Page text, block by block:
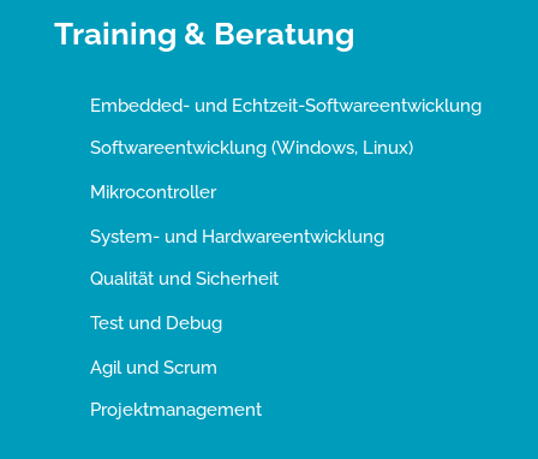
Training & Beratung
Embedded- und Echtzeit-Softwareentwicklung
Softwareentwicklung (Windows, Linux)
Mikrocontroller
System- und Hardwareentwicklung
Qualität und Sicherheit
Test und Debug
Agil und Scrum
Projektmanagement